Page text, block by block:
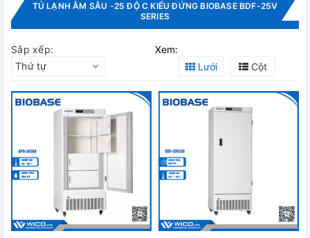
TỦ LẠNH ÂM SÂU -25 ĐỘ C KIỂU ĐỨNG BIOBASE BDF-25V
SERIES
Sắp xếp:
Thứ tự
Xem:
Lưới
Cột